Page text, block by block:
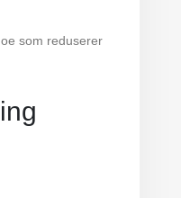
som reduserer